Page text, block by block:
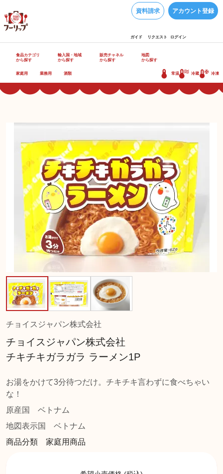
資料請求 アカウント登録
ガイド リクエスト ログイン
食品カテゴリ
から探す
輸入国・地域
から探す
販売チャネル
から探す
地図
から探す
家庭用 業務用 酒類 常温 冷蔵 冷凍
チョイスジャパン株式会社
チョイスジャパン株式会社
チキチキガラガラ ラーメン1P
お湯をかけて3分待つだけ。チキチキ言わずに食べちゃい
な！
原産国
ベトナム
地図表示国
ベトナム
商品分類 家庭用商品